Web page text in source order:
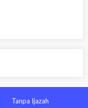
Tanpa Ijazah